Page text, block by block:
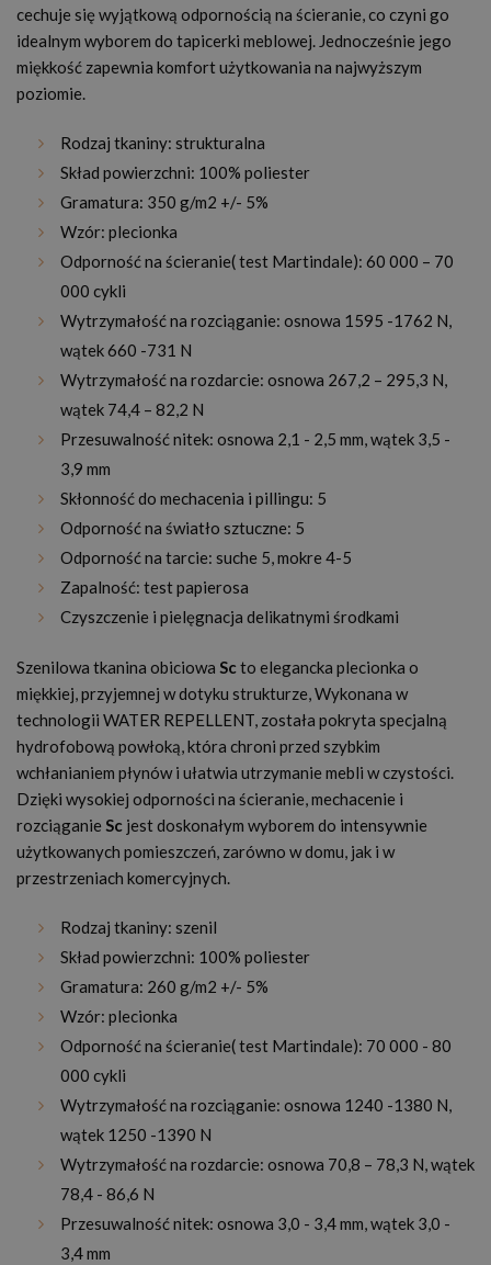
cechuje się wyjątkową odpornością na ścieranie, co czyni go
idealnym wyborem do tapicerki meblowej. Jednocześnie jego
miękkość zapewnia komfort użytkowania na najwyższym
poziomie.
Rodzaj tkaniny: strukturalna
Skład powierzchni: 100% poliester
Gramatura: 350 g/m2 +/- 5%
Wzór: plecionka
Odporność na ścieranie( test Martindale): 60 000 – 70
000 cykli
Wytrzymałość na rozciąganie: osnowa 1595 -1762 N,
wątek 660 -731 N
Wytrzymałość na rozdarcie: osnowa 267,2 – 295,3 N,
wątek 74,4 – 82,2 N
Przesuwalność nitek: osnowa 2,1 - 2,5 mm, wątek 3,5 -
3,9 mm
Skłonność do mechacenia i pillingu: 5
Odporność na światło sztuczne: 5
Odporność na tarcie: suche 5, mokre 4-5
Zapalność: test papierosa
Czyszczenie i pielęgnacja delikatnymi środkami
Szenilowa tkanina obiciowa Scto elegancka plecionka o
miękkiej, przyjemnej w dotyku strukturze, Wykonana w
technologii WATER REPELLENT, została pokryta specjalną
hydrofobową powłoką, która chroni przed szybkim
wchłanianiem płynów i ułatwia utrzymanie mebli w czystości.
Dzięki wysokiej odporności na ścieranie, mechacenie i
rozciąganie Sc jest doskonałym wyborem do intensywnie
użytkowanych pomieszczeń, zarówno w domu, jak i w
przestrzeniach komercyjnych.
Rodzaj tkaniny: szenil
Skład powierzchni: 100% poliester
Gramatura: 260 g/m2 +/- 5%
Wzór: plecionka
Odporność na ścieranie( test Martindale): 70 000 - 80
000 cykli
Wytrzymałość na rozciąganie: osnowa 1240 -1380 N,
wątek 1250 -1390 N
Wytrzymałość na rozdarcie: osnowa 70,8 – 78,3 N, wątek
78,4 - 86,6 N
Przesuwalność nitek: osnowa 3,0 - 3,4 mm, wątek 3,0 -
3,4 mm